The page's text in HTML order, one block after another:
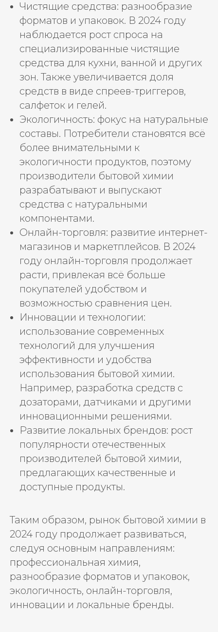
Чистящие средства: разнообразие
форматов и упаковок. В 2024 году
наблюдается рост спроса на
специализированные чистящие
средства для кухни, ванной и других
зон. Также увеличивается доля
средств в виде спреев-триггеров,
салфеток и гелей.
Экологичность: фокус на натуральные
составы. Потребители становятся всё
более внимательными к
экологичности продуктов, поэтому
производители бытовой химии
разрабатывают и выпускают
средства с натуральными
компонентами.
Онлайн-торговля: развитие интернет-
магазинов и маркетплейсов. В 2024
году онлайн-торговля продолжает
расти, привлекая всё больше
покупателей удобством и
возможностью сравнения цен.
Инновации и технологии:
использование современных
технологий для улучшения
эффективности и удобства
использования бытовой химии.
Например, разработка средств с
дозаторами, датчиками и другими
инновационными решениями.
Развитие локальных брендов: рост
популярности отечественных
производителей бытовой химии,
предлагающих качественные и
доступные продукты.
Таким образом, рынок бытовой химии в
2024 году продолжает развиваться,
следуя основным направлениям:
профессиональная химия,
разнообразие форматов и упаковок,
экологичность, онлайн-торговля,
инновации и локальные бренды.